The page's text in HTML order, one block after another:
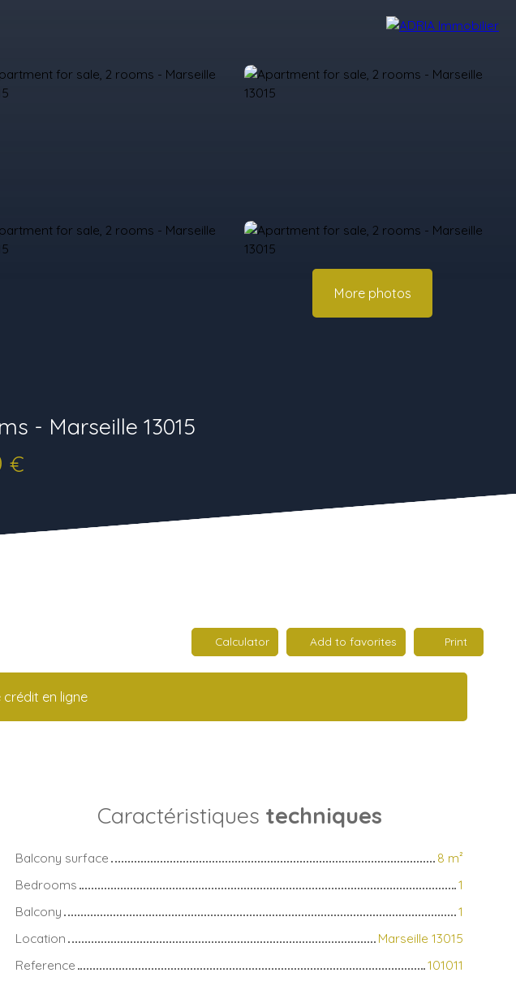
More photos
- Marseille 13015
€
Calculator Add to favorites Print
en ligne
Caractéristiques techniques
Balcony surface 8 m²
Bedrooms
1
Balcony
1
Location
Marseille 13015
Reference
101011